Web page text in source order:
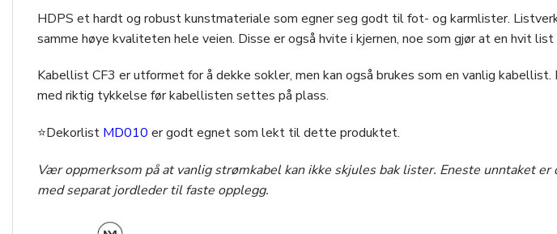
HDPS et hardt og robust kunstmateriale som egner seg godt til fot- og karmlister.
samme høye kvaliteten hele veien. Disse er også hvite i kjernen, noe som gjør at en hvit
Kabellist CF3 er utformet for å dekke sokler, men kan også brukes som en vanlig
med riktig tykkelse før kabellisten settes på plass.
⭐Dekorlist MD010 er godt egnet som lekt til dette produktet.
Vær oppmerksom på at vanlig strømkabel kan ikke skjules bak lister. Eneste unntaket
med separat jordleder til faste opplegg.